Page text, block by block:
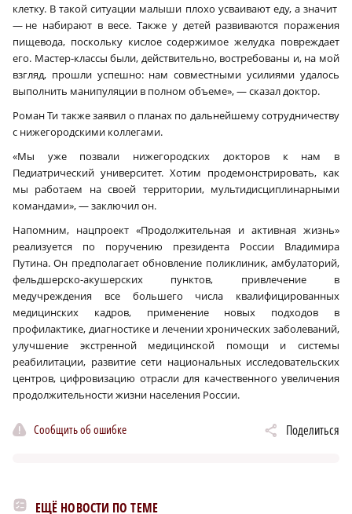
клетку. В такой ситуации малыши плохо усваивают еду, а значит
— не набирают в весе. Также у детей развиваются поражения
пищевода, поскольку кислое содержимое желудка повреждает
его. Мастер-классы были, действительно, востребованы и, на мой
взгляд, прошли успешно: нам совместными усилиями удалось
выполнить манипуляции в полном объеме», — сказал доктор.
Роман Ти также заявил о планах по дальнейшему сотрудничеству
с нижегородскими коллегами.
«Мы уже позвали нижегородских докторов к нам в
Педиатрический университет. Хотим продемонстрировать, как
мы работаем на своей территории, мультидисциплинарными
командами», — заключил он.
Напомним, нацпроект «Продолжительная и активная жизнь»
реализуется по поручению президента России Владимира
Путина. Он предполагает обновление поликлиник, амбулаторий,
фельдшерско-акушерских пунктов, привлечение в
медучреждения все большего числа квалифицированных
медицинских кадров, применение новых подходов в
профилактике, диагностике и лечении хронических заболеваний,
улучшение экстренной медицинской помощи и системы
реабилитации, развитие сети национальных исследовательских
центров, цифровизацию отрасли для качественного увеличения
продолжительности жизни населения России.
Сообщить об ошибке Поделиться
ЕЩЁ НОВОСТИ ПО ТЕМЕ